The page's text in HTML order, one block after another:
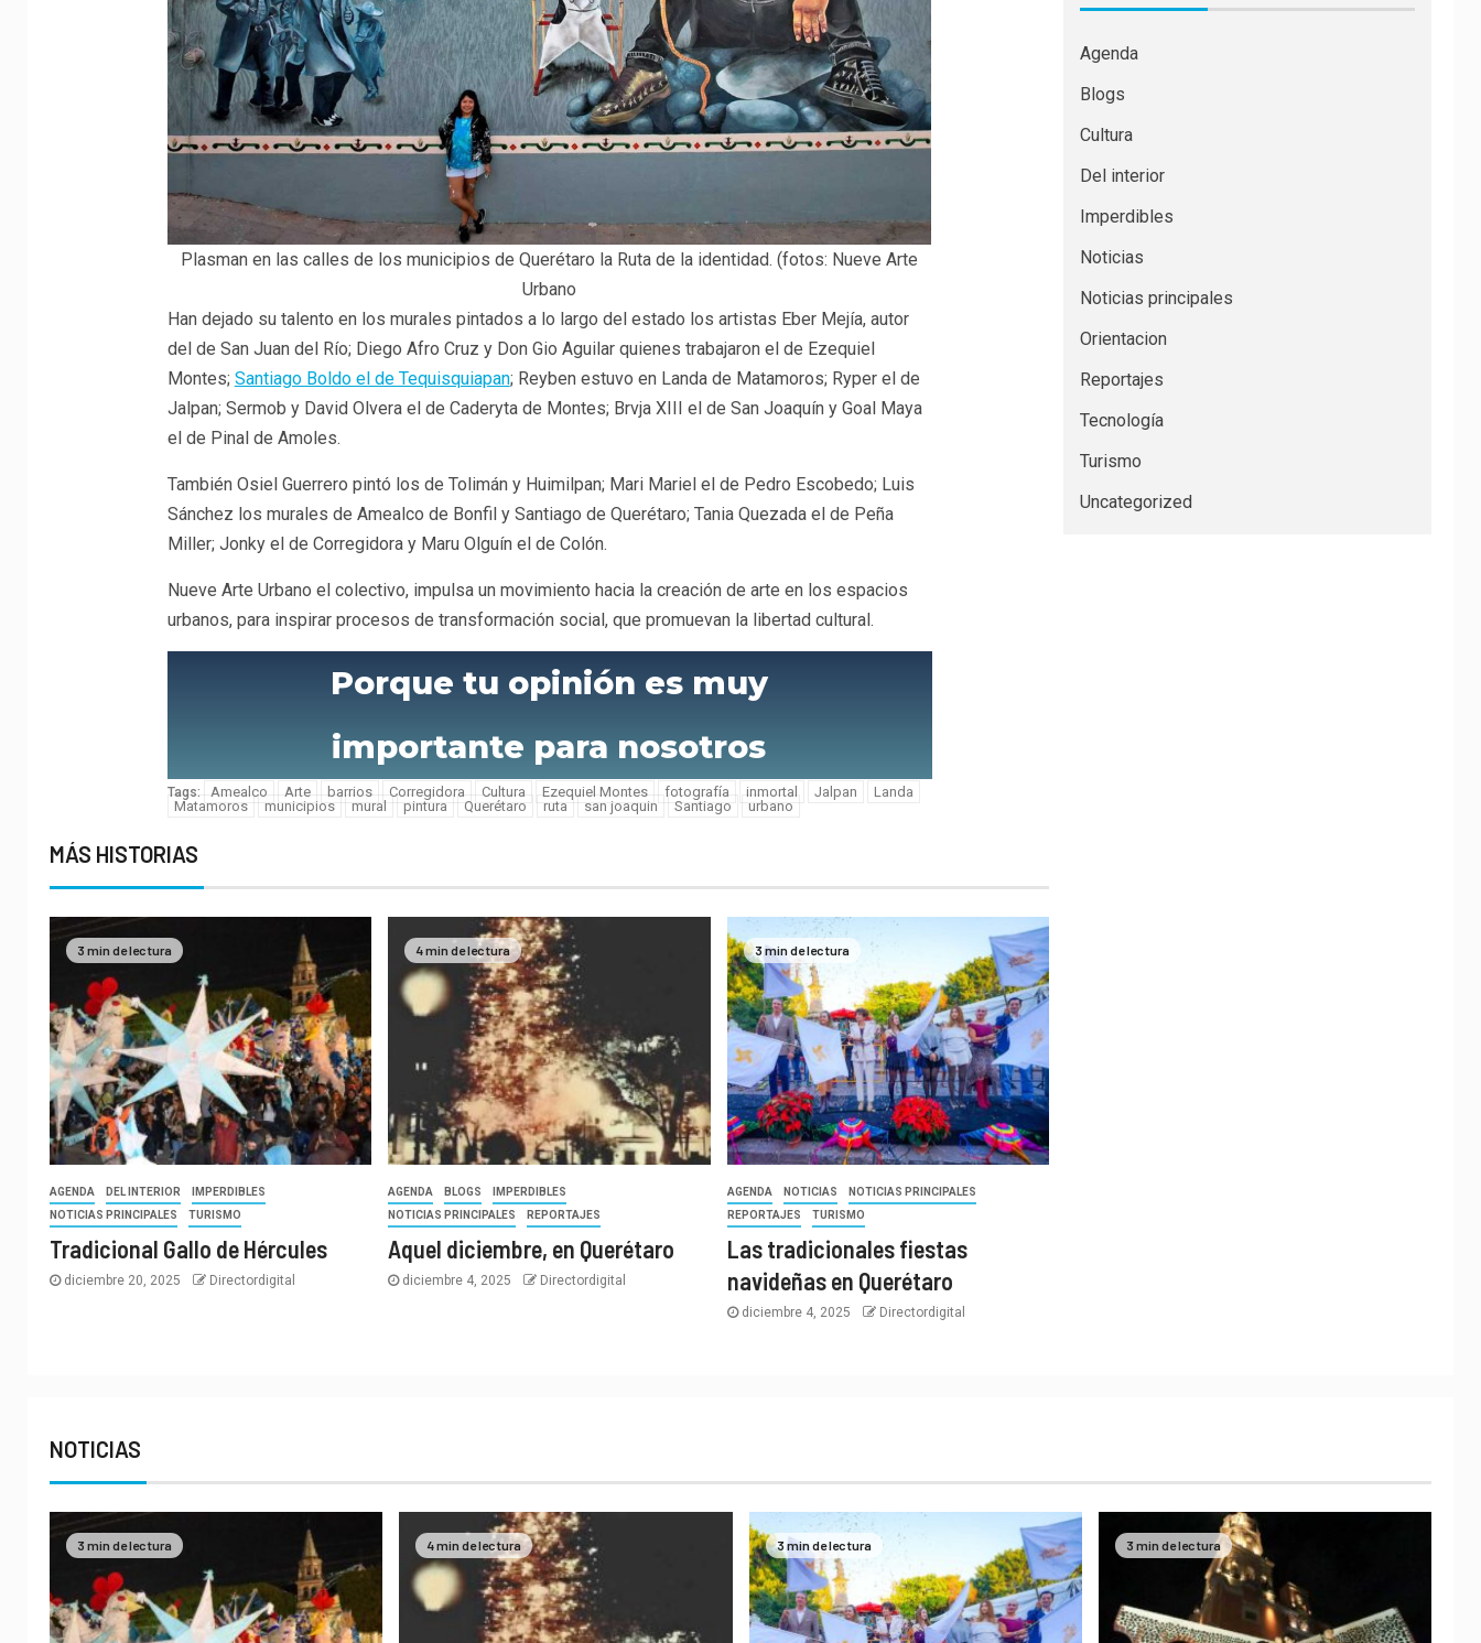
Plasman en las calles de los municipios de Querétaro la Ruta de la identidad. (fotos: Nueve Arte
Urbano
Han dejado su talento en los murales pintados a lo largo del estado los artistas Eber Mejía, autor
del de San Juan del Río; Diego Afro Cruz y Don Gio Aguilar quienes trabajaron el de Ezequiel
Montes; Santiago Boldo el de Tequisquiapan; Reyben estuvo en Landa de Matamoros; Ryper el de
Jalpan; Sermob y David Olvera el de Caderyta de Montes; Brvja XIII el de San Joaquín y Goal Maya
el de Pinal de Amoles.
También Osiel Guerrero pintó los de Tolimán y Huimilpan; Mari Mariel el de Pedro Escobedo; Luis
Sánchez los murales de Amealco de Bonfil y Santiago de Querétaro; Tania Quezada el de Peña
Miller; Jonky el de Corregidora y Maru Olguín el de Colón.
Nueve Arte Urbano el colectivo, impulsa un movimiento hacia la creación de arte en los espacios
urbanos, para inspirar procesos de transformación social, que promuevan la libertad cultural.
Porque tu opinión es muy
importante para nosotros
Tags: Amealco Arte barrios Corregidora Cultura Ezequiel Montes fotografía inmortal Jalpan
Landa
Matamoros
municipios mural pintura Querétaro ruta san joaquin Santiago urbano
MÁS HISTORIAS
3 min de lectura
AGENDA DEL INTERIOR
IMPERDIBLES
NOTICIAS PRINCIPALES
TURISMO
Tradicional Gallo de Hércules
diciembre 20, 2025 Directordigital
4 min de lectura
AGENDA BLOGS
IMPERDIBLES
NOTICIAS PRINCIPALES
REPORTAJES
Aquel diciembre, en Querétaro
diciembre 4, 2025 Directordigital
3 min de lectura
AGENDA NOTICIAS
NOTICIAS PRINCIPALES
REPORTAJES
TURISMO
Las tradicionales fiestas
navideñas en Querétaro
diciembre 4, 2025 Directordigital
Agenda
Blogs
Cultura
Del interior
Imperdibles
Noticias
Noticias principales
Orientacion
Reportajes
Tecnología
Turismo
Uncategorized
NOTICIAS
3 min de lectura 4 min de lectura 3 min de lectura 3 min de lectura